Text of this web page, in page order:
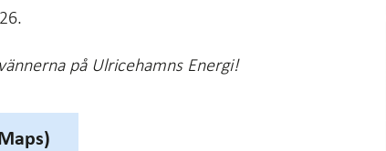
på Ulricehamns Energi!